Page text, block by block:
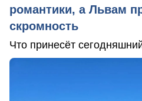
романтики, а Львам
скромность
Что принесёт